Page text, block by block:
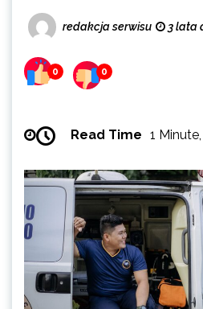
redakcja serwisu 3 lata
0 0
Read Time 1